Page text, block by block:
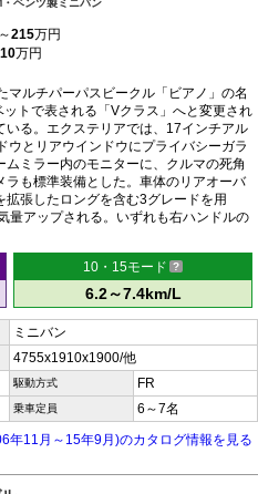
ベンツ製ミニバン
215万円
万円
ルチパーパスビークル「ビアノ」の名
トで表される「Vクラス」へと変更され
る。エクステリアでは、17インチアル
ウとリアウインドウにプライバシーガラ
ミラー内のモニターに、クルマの死角
ラも標準装備とした。車体のリアオーバ
張したロングを含む3グレードを用
量アップされる。いずれも右ハンドルの
10・15モード
6.2～7.4km/L
ミニバン
4755x1910x1900/他
駆動方式 FR
乗車定員
6～7名
年11月～15年9月)のカタログ情報を見る